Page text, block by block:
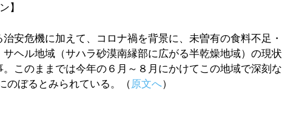
】
安危機に加えて、コロナ禍を背景に、未曽有の食料不足・
ヘル地域（サハラ砂漠南縁部に広がる半乾燥地域）の現状
このままでは今年の６月～８月にかけてこの地域で深刻な
のぼるとみられている。（原文へ）